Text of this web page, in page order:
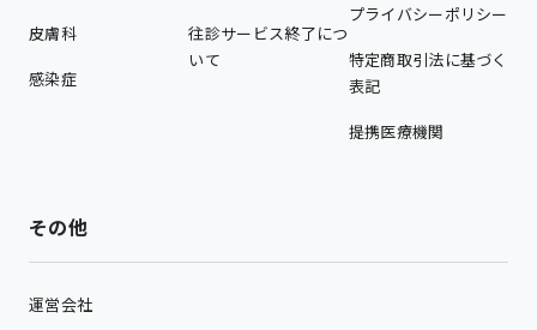
皮膚科
感染症
往診サービス終了につ
いて
プライバシーポリシー
特定商取引法に基づく
表記
提携医療機関
その他
運営会社